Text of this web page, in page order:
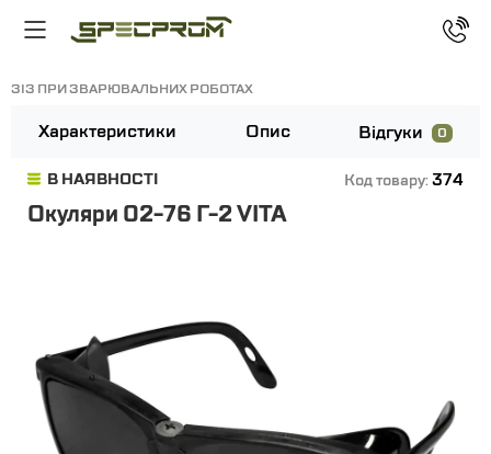
ЗІЗ ПРИ ЗВАРЮВАЛЬНИХ РОБОТАХ
Характеристики Опис Відгуки 0
В НАЯВНОСТІ Код товару: 374
Окуляри 02-76 Г-2 VITA